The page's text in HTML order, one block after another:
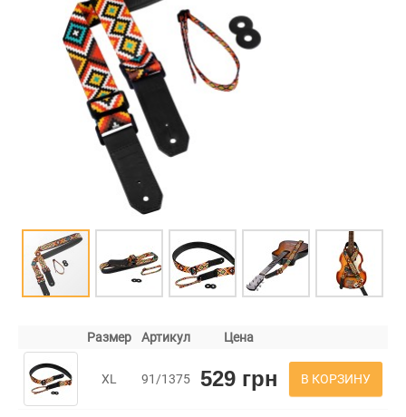
Размер Артикул Цена
XL 91/1375 529 грн В КОРЗИНУ